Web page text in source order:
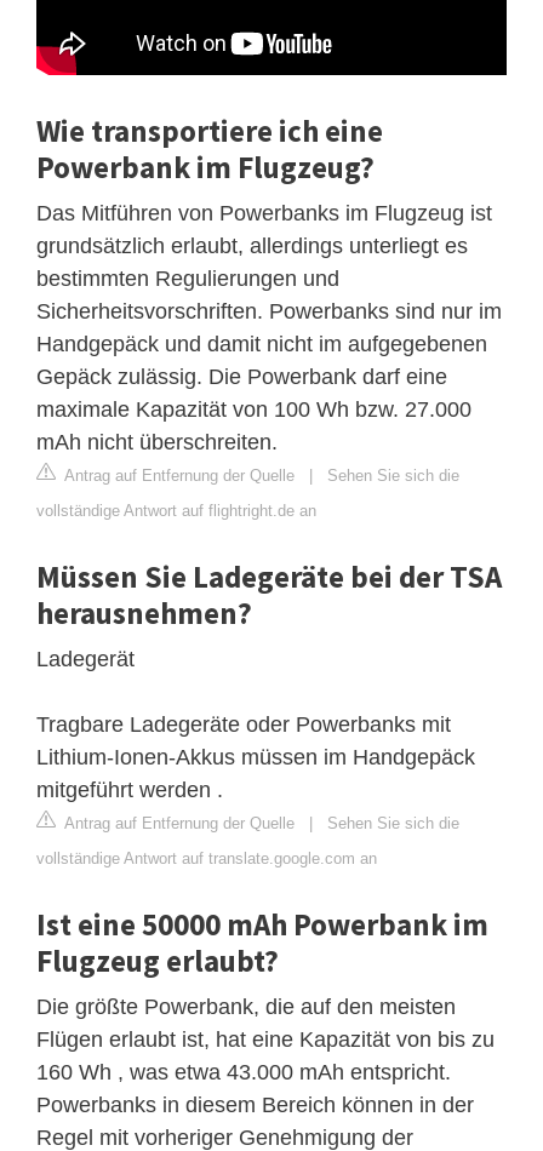
Wie transportiere ich eine
Powerbank im Flugzeug?
Das Mitführen von Powerbanks im Flugzeug ist
grundsätzlich erlaubt, allerdings unterliegt es
bestimmten Regulierungen und
Sicherheitsvorschriften. Powerbanks sind nur im
Handgepäck und damit nicht im aufgegebenen
Gepäck zulässig. Die Powerbank darf eine
maximale Kapazität von 100 Wh bzw. 27.000
mAh nicht überschreiten.
Antrag auf Entfernung der Quelle | Sehen Sie sich die
vollständige Antwort auf flightright.de an
Müssen Sie Ladegeräte bei der TSA
herausnehmen?
Ladegerät
Tragbare Ladegeräte oder Powerbanks mit
Lithium-Ionen-Akkus müssen im Handgepäck
mitgeführt werden .
Antrag auf Entfernung der Quelle | Sehen Sie sich die
vollständige Antwort auf translate.google.com an
Ist eine 50000 mAh Powerbank im
Flugzeug erlaubt?
Die größte Powerbank, die auf den meisten
Flügen erlaubt ist, hat eine Kapazität von bis zu
160 Wh , was etwa 43.000 mAh entspricht.
Powerbanks in diesem Bereich können in der
Regel mit vorheriger Genehmigung der